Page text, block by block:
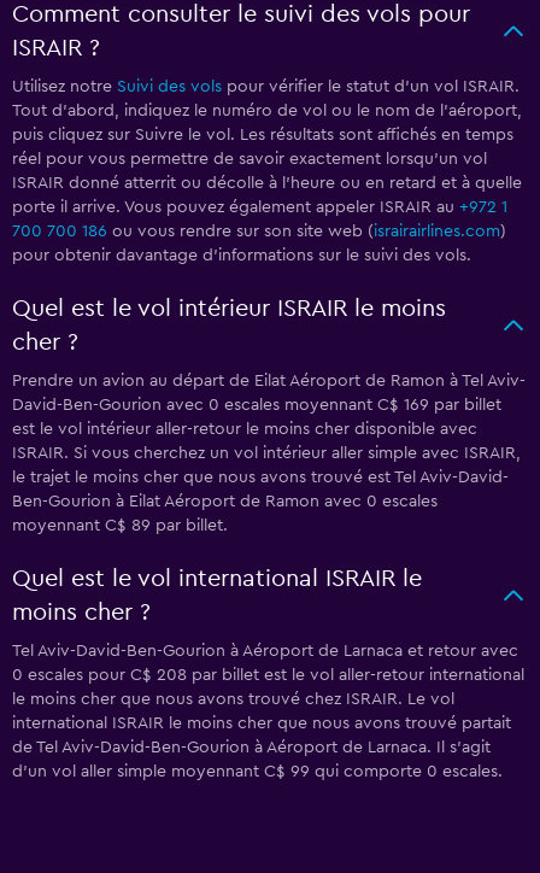
Comment consulter le suivi des vols pour
ISRAIR ?
Utilisez notre Suivi des vols pour vérifier le statut d'un vol ISRAIR.
Tout d'abord, indiquez le numéro de vol ou le nom de l'aéroport,
puis cliquez sur Suivre le vol. Les résultats sont affichés en temps
réel pour vous permettre de savoir exactement lorsqu'un vol
ISRAIR donné atterrit ou décolle à l'heure ou en retard et à quelle
porte il arrive. Vous pouvez également appeler ISRAIR au +972 1
700 700 186 ou vous rendre sur son site web (israirairlines.com)
pour obtenir davantage d'informations sur le suivi des vols.
Quel est le vol intérieur ISRAIR le moins
cher ?
Prendre un avion au départ de Eilat Aéroport de Ramon à Tel Aviv-
David-Ben-Gourion avec 0 escales moyennant C$ 169 par billet
est le vol intérieur aller-retour le moins cher disponible avec
ISRAIR. Si vous cherchez un vol intérieur aller simple avec ISRAIR,
le trajet le moins cher que nous avons trouvé est Tel Aviv-David-
Ben-Gourion à Eilat Aéroport de Ramon avec 0 escales
moyennant C$ 89 par billet.
Quel est le vol international ISRAIR le
moins cher ?
Tel Aviv-David-Ben-Gourion à Aéroport de Larnaca et retour avec
0 escales pour C$ 208 par billet est le vol aller-retour international
le moins cher que nous avons trouvé chez ISRAIR. Le vol
international ISRAIR le moins cher que nous avons trouvé partait
de Tel Aviv-David-Ben-Gourion à Aéroport de Larnaca. Il s'agit
d'un vol aller simple moyennant C$ 99 qui comporte 0 escales.